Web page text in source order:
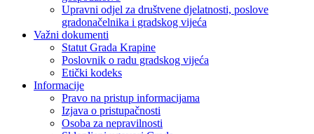
Upravni odjel za društvene djelatnosti, poslove
gradonačelnika i gradskog vijeća
Važni dokumenti
Statut Grada Krapine
Poslovnik o radu gradskog vijeća
Etički kodeks
Informacije
Pravo na pristup informacijama
Izjava o pristupačnosti
Osoba za nepravilnosti